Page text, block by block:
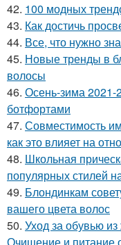
42. 100 модных
43. Как достичь
44. Все, что нужно
45. Новые тренды в
волосы
46. Осень-зима 2021-
ботфортами
47. Совместимость
как это влияет на
48. Школьная
популярных стилей
49. Блондинкам
вашего цвета волос
50. Уход за обувью